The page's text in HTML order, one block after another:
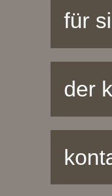
für
der